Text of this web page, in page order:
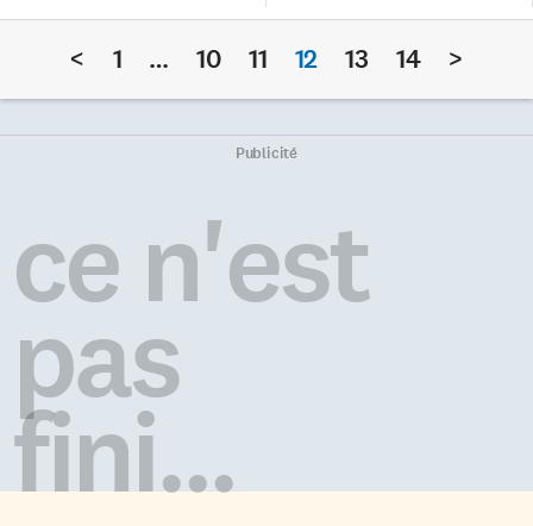
découvrir toutes les choses
cette plante potagère. De la
crème glacée, tout d’abord.
surprenante. Et il n’est pas
nécessaire de posséder une
machine à faire de la crème
glacée. Du […]
avant dans tout Toronto et plus
campus bilingue de
l’Université York, qui
accueillera de nombreuses
artistes, l’Uruguayenne Mira
Martinez, le Panaméen Oswaldo
León Kantule, le Colombien
< 1 … 10 11 12 13 14 >
Publicité
ce n'est
pas
fini...